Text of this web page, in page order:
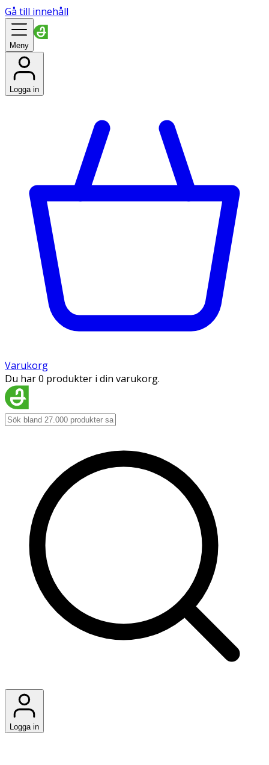
Gå till innehåll
Meny
Logga in
Varukorg
Du har 0 produkter i din varukorg.
Logga in